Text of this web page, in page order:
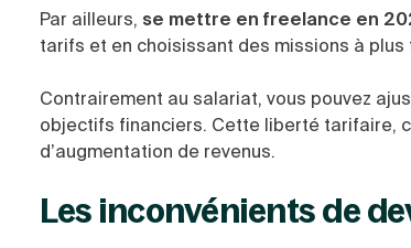
Par ailleurs, se mettre en freelance en
tarifs et en choisissant des missions à
Contrairement au salariat, vous pouvez
objectifs financiers. Cette liberté tarifaire,
d’augmentation de revenus.
Les inconvénients de